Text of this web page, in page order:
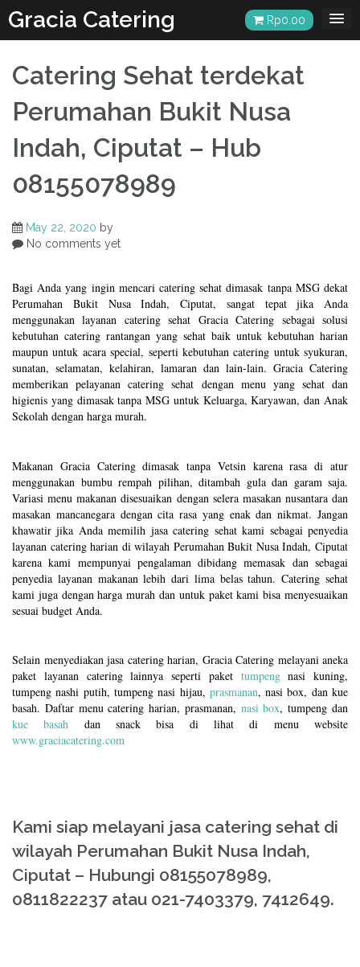
to
content
Gracia Catering Rp0.00
Catering Sehat terdekat
Perumahan Bukit Nusa
Indah, Ciputat – Hub
08155078989
May 22, 2020 by
No comments yet
Bagi Anda yang ingin mencari catering sehat dimasak tanpa MSG dekat
Perumahan Bukit Nusa Indah, Ciputat, sangat tepat jika Anda
menggunakan layanan catering sehat Gracia Catering sebagai solusi
kebutuhan catering rantangan yang sehat baik untuk kebutuhan harian
maupun untuk acara special, seperti kebutuhan catering untuk syukuran,
sunatan, selamatan, kelahiran, lamaran dan lain-lain. Gracia Catering
memberikan pelayanan catering sehat dengan menu yang sehat dan
higienis yang dimasak tanpa MSG untuk Keluarga, Karyawan, dan Anak
Sekolah dengan harga murah.
Makanan Gracia Catering dimasak tanpa Vetsin karena rasa di atur
menggunakan bumbu rempah pilihan, ditambah gula dan garam saja.
Variasi menu makanan disesuaikan dengan selera masakan nusantara dan
masakan mancanegara dengan cita rasa yang enak dan nikmat. Jangan
khawatir jika Anda memilih jasa catering sehat kami sebagai penyedia
layanan catering harian di wilayah Perumahan Bukit Nusa Indah, Ciputat
karena kami mempunyai pengalaman dibidang memasak dan sebagai
penyedia layanan makanan lebih dari lima belas tahun. Catering sehat
kami juga dengan harga murah dan untuk paket kami bisa menyesuaikan
sesuai budget Anda.
Selain menyediakan jasa catering harian, Gracia Catering melayani aneka
paket layanan catering lainnya seperti paket tumpengnasi kuning,
tumpeng nashi putih, tumpeng nasi hijau, prasmanan, nasi box, dan kue
basah. Daftar menu catering harian, prasmanan, nasi box, tumpeng dan
kue basah dan snack bisa di lihat di menu website
www.graciacatering.com
Kami siap melayani jasa catering sehat di
wilayah Perumahan Bukit Nusa Indah,
Ciputat – Hubungi 08155078989,
0811822237 atau 021-7403379, 7412649.